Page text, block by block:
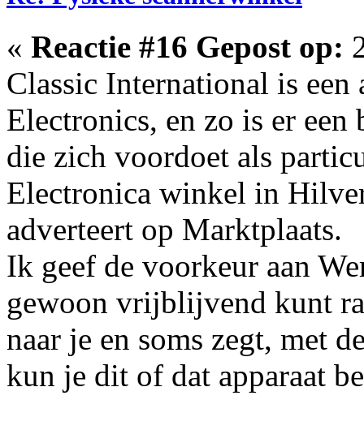
« Reactie #16 Gepost op:
Classic International is
Electronics, en zo is er
die zich voordoet als
Electronica winkel in
adverteert op Marktplaats.
Ik geef de voorkeur aan
gewoon vrijblijvend kunt
naar je en soms zegt, met
kun je dit of dat apparaat